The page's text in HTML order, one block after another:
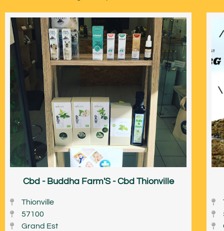
Cbd - Buddha Farm'S - Cbd Thionville
Thionville
57100
Grand Est